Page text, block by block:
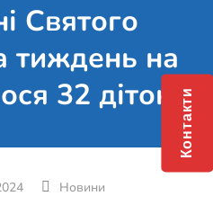
Святого
тиждень на
32 діток
Новини
Контакти